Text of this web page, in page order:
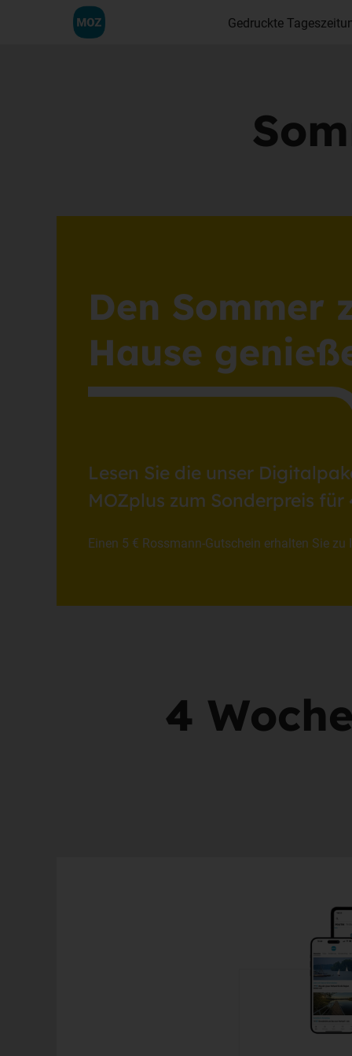
Gedruckte
Den Sommer
Hause
Lesen Sie die unser
MOZplus zum Sonderpreis für
Einen 5 € Rossmann-Gutschein erhalten Sie zu
4